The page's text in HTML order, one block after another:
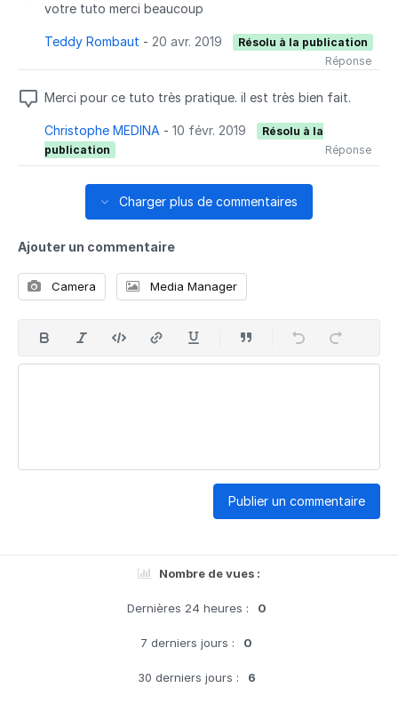
votre tuto merci beaucoup
Teddy Rombaut - 20 avr. 2019
Résolu à la publication
Réponse
Merci pour ce tuto très pratique. il est très bien fait.
Christophe MEDINA - 10 févr. 2019
Résolu à la
publication
Réponse
Charger plus de commentaires
Ajouter un commentaire
Camera Media Manager
Publier un commentaire
Nombre de vues :
Dernières 24 heures : 0
7 derniers jours : 0
30 derniers jours : 6